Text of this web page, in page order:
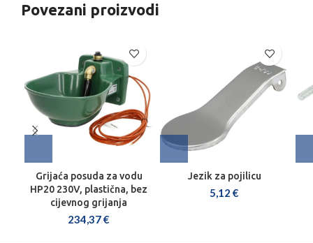
Povezani proizvodi
Grijaća posuda za vodu
HP20 230V, plastična, bez
cijevnog grijanja
234,37€
Jezik za pojilicu
5,12 €